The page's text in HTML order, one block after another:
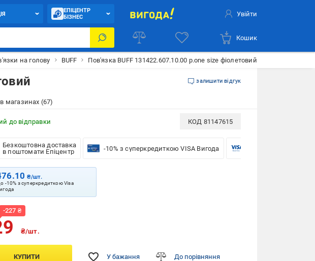
ЕПІЦЕНТР
БІЗНЕС
Увійти
Кошик
на голову BUFF Пов'язка BUFF 131422.607.10.00 р.one size фіолетовий
залишити відгук
магазинах (67)
до відправки КОД 81147615
Безкоштовна доставка
в поштомати Епіцентр
-10% з суперкредиткою VISA Вигода
₴/шт.
-10% з суперкредиткою Visa
-227 ₴
₴/шт.
КУПИТИ У бажання До порівняння